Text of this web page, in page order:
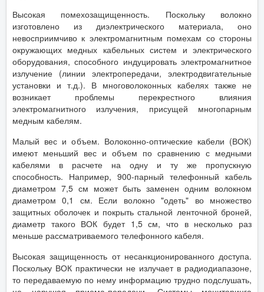
Высокая помехозащищенность. Поскольку волокно
изготовлено из диэлектрического материала, оно
невосприимчиво к электромагнитным помехам со стороны
окружающих медных кабельных систем и электрического
оборудования, способного индуцировать электромагнитное
излучение (линии электропередачи, электродвигательные
установки и т.д.). В многоволоконных кабелях также не
возникает проблемы перекрестного влияния
электромагнитного излучения, присущей многопарным
медным кабелям.
Малый вес и объем. Волоконно-оптические кабели (ВОК)
имеют меньший вес и объем по сравнению с медными
кабелями в расчете на одну и ту же пропускную
способность. Например, 900-парный телефонный кабель
диаметром 7,5 см может быть заменен одним волокном
диаметром 0,1 см. Если волокно "одеть" во множество
защитных оболочек и покрыть стальной ленточной броней,
диаметр такого ВОК будет 1,5 см, что в несколько раз
меньше рассматриваемого телефонного кабеля.
Высокая защищенность от несанкционированного доступа.
Поскольку ВОК практически не излучает в радиодиапазоне,
то передаваемую по нему информацию трудно подслушать,